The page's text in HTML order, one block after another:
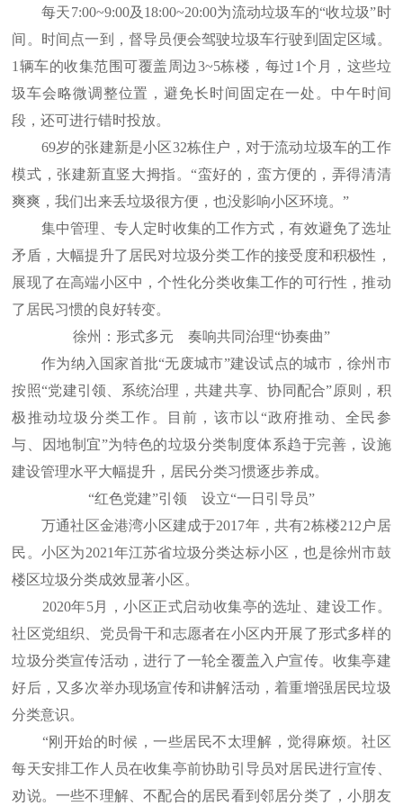
每天7:00~9:00及18:00~20:00为流动垃圾车的“收垃圾”时
间。时间点一到，督导员便会驾驶垃圾车行驶到固定区域。
1辆车的收集范围可覆盖周边3~5栋楼，每过1个月，这些垃
圾车会略微调整位置，避免长时间固定在一处。中午时间
段，还可进行错时投放。
69岁的张建新是小区32栋住户，对于流动垃圾车的工作
模式，张建新直竖大拇指。“蛮好的，蛮方便的，弄得清清
爽爽，我们出来丢垃圾很方便，也没影响小区环境。”
集中管理、专人定时收集的工作方式，有效避免了选址
矛盾，大幅提升了居民对垃圾分类工作的接受度和积极性，
展现了在高端小区中，个性化分类收集工作的可行性，推动
了居民习惯的良好转变。
徐州：形式多元 奏响共同治理“协奏曲”
作为纳入国家首批“无废城市”建设试点的城市，徐州市
按照“党建引领、系统治理，共建共享、协同配合”原则，积
极推动垃圾分类工作。目前，该市以“政府推动、全民参
与、因地制宜”为特色的垃圾分类制度体系趋于完善，设施
建设管理水平大幅提升，居民分类习惯逐步养成。
“红色党建”引领 设立“一日引导员”
万通社区金港湾小区建成于2017年，共有2栋楼212户居
民。小区为2021年江苏省垃圾分类达标小区，也是徐州市鼓
楼区垃圾分类成效显著小区。
2020年5月，小区正式启动收集亭的选址、建设工作。
社区党组织、党员骨干和志愿者在小区内开展了形式多样的
垃圾分类宣传活动，进行了一轮全覆盖入户宣传。收集亭建
好后，又多次举办现场宣传和讲解活动，着重增强居民垃圾
分类意识。
“刚开始的时候，一些居民不太理解，觉得麻烦。社区
每天安排工作人员在收集亭前协助引导员对居民进行宣传、
劝说。一些不理解、不配合的居民看到邻居分类了，小朋友